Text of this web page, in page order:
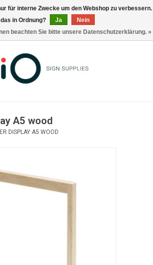
3 353 67 63
A5 wood
DISPLAY A5 WOOD
für interne Zwecke um den Webshop zu verbessern.
das in Ordnung?
Ja
Nein
beachten Sie bitte unsere Datenschutzerklärung. »